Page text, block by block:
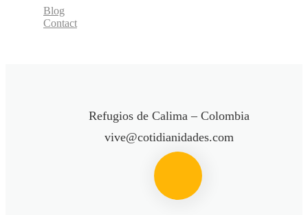
Blog
Contact
Refugios de Calima – Colombia
vive@cotidianidades.com